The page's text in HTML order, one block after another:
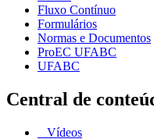
Fluxo Contínuo
Formulários
Normas e Documentos
ProEC UFABC
UFABC
Central de
Vídeos